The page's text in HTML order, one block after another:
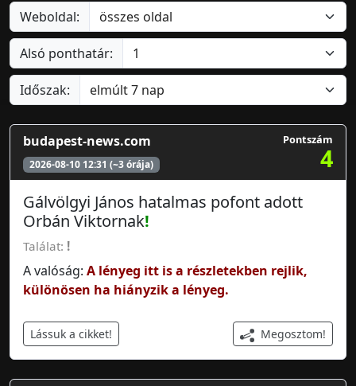
Weboldal:
Alsó ponthatár:
Időszak:
budapest-news.com
2026-08-10 12:31 (~3 órája)
Pontszám
4
Gálvölgyi János hatalmas pofont adott
Orbán Viktornak!
Találat: !
A valóság: A lényeg itt is a részletekben rejlik,
különösen ha hiányzik a lényeg.
Lássuk a cikket! Megosztom!